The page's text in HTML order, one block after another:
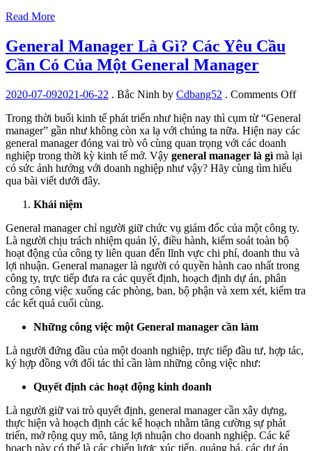
Read More
General Manager Là Gì? Các Yêu Cầu
Cần Có Của Một General Manager
2020-07-092021-06-22 . Bắc Ninh by Cdbang52 . Comments Offon
Là
Các
Trong thời buổi kinh tế phát triển như hiện nay thì cụm từ “General
manager” gần như không còn xa lạ với chúng ta nữa. Hiện nay các
general manager đóng vai trò vô cùng quan trọng với các doanh
nghiệp trong thời kỳ kinh tế mở. Vậy general manager là gì mà lại
có sức ảnh hưởng với doanh nghiệp như vậy? Hãy cùng tìm hiểu
qua bài viết dưới đây.
Khái niệm
General manager chỉ người giữ chức vụ giám đốc của một công ty.
Là người chịu trách nhiệm quản lý, điều hành, kiểm soát toàn bộ
hoạt động của công ty liên quan đến lĩnh vực chi phí, doanh thu và
lợi nhuận. General manager là người có quyền hành cao nhất trong
công ty, trực tiếp đưa ra các quyết định, hoạch định dự án, phân
công công việc xuống các phòng, ban, bộ phận và xem xét, kiểm tra
các kết quả cuối cùng.
Những công việc một General manager cần làm
Là người đứng đầu của một doanh nghiệp, trực tiếp đầu tư, hợp tác,
ký hợp đồng với đối tác thì cần làm những công việc như:
Quyết định các hoạt động kinh doanh
Là người giữ vai trò quyết định, general manager cần xây dựng,
thực hiện và hoạch định các kế hoạch nhằm tăng cường sự phát
triển, mở rộng quy mô, tăng lợi nhuận cho doanh nghiệp. Các kế
hoạch này có thể là các chiến lược xúc tiến, quảng bá, các dự án